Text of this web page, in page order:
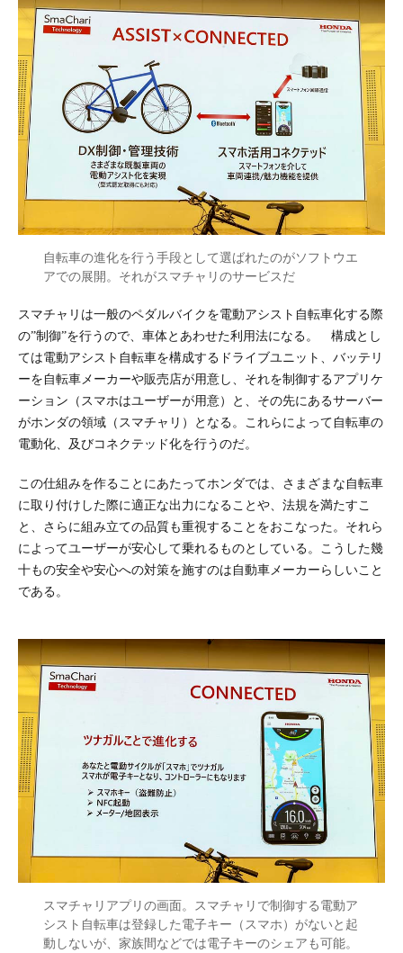
自転車の進化を行う手段として選ばれたのがソフトウエ
アでの展開。それがスマチャリのサービスだ
スマチャリは一般のペダルバイクを電動アシスト自転車化する際
の”制御”を行うので、車体とあわせた利用法になる。 構成とし
ては電動アシスト自転車を構成するドライブユニット、バッテリ
ーを自転車メーカーや販売店が用意し、それを制御するアプリケ
ーション（スマホはユーザーが用意）と、その先にあるサーバー
がホンダの領域（スマチャリ）となる。これらによって自転車の
電動化、及びコネクテッド化を行うのだ。
この仕組みを作ることにあたってホンダでは、さまざまな自転車
に取り付けした際に適正な出力になることや、法規を満たすこ
と、さらに組み立ての品質も重視することをおこなった。それら
によってユーザーが安心して乗れるものとしている。こうした幾
十もの安全や安心への対策を施すのは自動車メーカーらしいこと
である。
スマチャリアプリの画面。スマチャリで制御する電動ア
シスト自転車は登録した電子キー（スマホ）がないと起
動しないが、家族間などでは電子キーのシェアも可能。